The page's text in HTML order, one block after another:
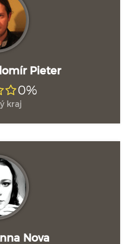
Pieter
0%
kraj
Nova